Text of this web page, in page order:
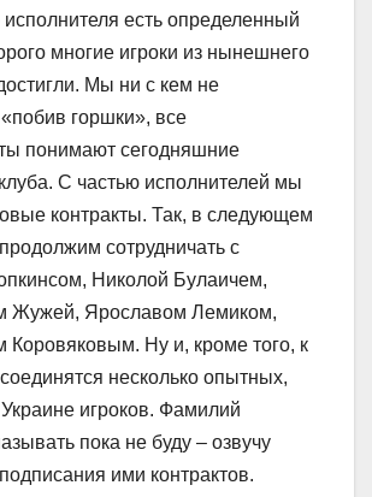
исполнителя есть определенный
многие игроки из нынешнего
Мы ни с кем не
горшки», все
понимают сегодняшние
С частью исполнителей мы
контракты. Так, в следующем
сотрудничать с
Николой Булаичем,
Жужей, Ярославом Лемиком,
Коровяковым. Ну и, кроме того, к
несколько опытных,
игроков. Фамилий
пока не буду – озвучу
ими контрактов.